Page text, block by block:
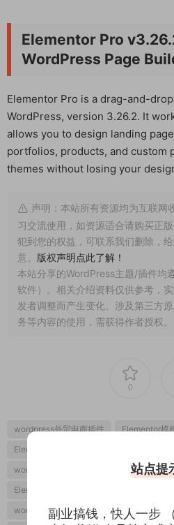
Elementor Pro
WordPress Page
Elementor Pro is a drag-and-
WordPress, version 3.26.2. It
allows you to design landing
portfolios, products, and custom
themes without losing your
声明：本站所有资源均为互联网
习交流使用，如资源适合请购买正
犯到您的权益，可联系我们删除，
意。 版权声明点此了解！
本站分享的WordPress主题/插件均
软件）。相关介绍资料仅供参考，
发者调整而产生变化。涉及第三方
务等内容的使用，需获得作者授权。
0
wordpress外贸电商插件 Elementor模
Elementor主题编辑器
wordpress商城插件
Wordpress主题编
Elementor PRO
wordpress拖放式编辑器
wordpress
站点提
副业搞钱，快人一步